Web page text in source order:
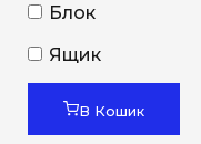
Блок
Ящик
В Кошик